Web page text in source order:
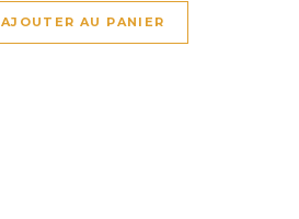
AJOUTER AU PANIER